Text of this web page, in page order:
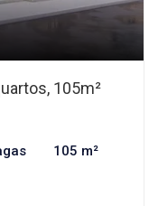
105m²
105 m²